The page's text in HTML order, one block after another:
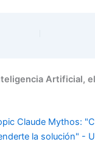
Artificial,
Claude Mythos:
la solución" -